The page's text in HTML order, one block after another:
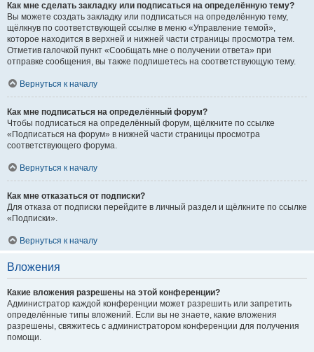
Как мне сделать закладку или подписаться на определённую тему?
Вы можете создать закладку или подписаться на определённую тему,
щёлкнув по соответствующей ссылке в меню «Управление темой»,
которое находится в верхней и нижней части страницы просмотра тем.
Отметив галочкой пункт «Сообщать мне о получении ответа» при
отправке сообщения, вы также подпишетесь на соответствующую тему.
Вернуться к началу
Как мне подписаться на определённый форум?
Чтобы подписаться на определённый форум, щёлкните по ссылке
«Подписаться на форум» в нижней части страницы просмотра
соответствующего форума.
Вернуться к началу
Как мне отказаться от подписки?
Для отказа от подписки перейдите в личный раздел и щёлкните по ссылке
«Подписки».
Вернуться к началу
Вложения
Какие вложения разрешены на этой конференции?
Администратор каждой конференции может разрешить или запретить
определённые типы вложений. Если вы не знаете, какие вложения
разрешены, свяжитесь с администратором конференции для получения
помощи.